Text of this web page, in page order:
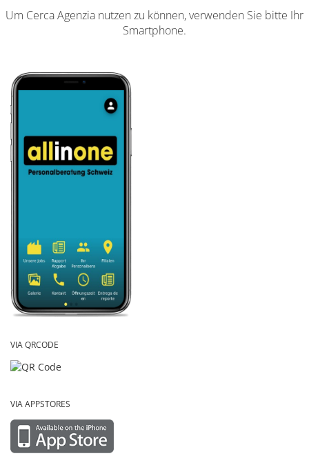
Um Cerca Agenzia nutzen zu können, verwenden Sie bitte Ihr
Smartphone.
VIA QRCODE
VIA APPSTORES